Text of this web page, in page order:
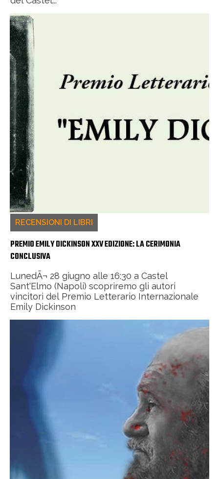
RECENSIONI DI LIBRI
PREMIO EMILY DICKINSON XXV EDIZIONE: LA CERIMONIA
CONCLUSIVA
LunedÃ¬ 28 giugno alle 16:30 a Castel
Sant'Elmo (Napoli) scopriremo gli autori
vincitori del Premio Letterario Internazionale
Emily Dickinson